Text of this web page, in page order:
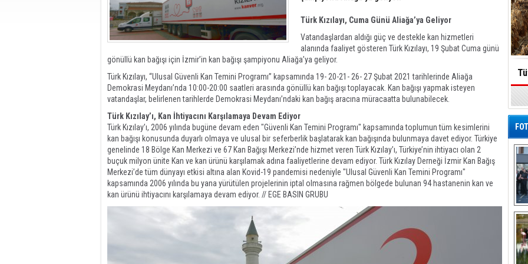
Türk Kızılayı, Cuma Günü Aliağa’ya Geliyor
Vatandaşlardan aldığı güç ve destekle kan hizmetleri
alanında faaliyet gösteren Türk Kızılayı, 19 Şubat Cuma günü
gönüllü kan bağışı için İzmir’in kan bağışı şampiyonu Aliağa’ya geliyor.
Türk Kızılayı, “Ulusal Güvenli Kan Temini Programı” kapsamında 19- 20-21- 26- 27 Şubat 2021 tarihlerinde Aliağa
Demokrasi Meydanı’nda 10:00-20:00 saatleri arasında gönüllü kan bağışı toplayacak. Kan bağışı yapmak isteyen
vatandaşlar, belirlenen tarihlerde Demokrasi Meydanı’ndaki kan bağış aracına müracaatta bulunabilecek.
Türk Kızılay’ı, Kan İhtiyacını Karşılamaya Devam Ediyor
Türk Kızılay’ı, 2006 yılında bugüne devam eden "Güvenli Kan Temini Programı" kapsamında toplumun tüm kesimlerini
kan bağışı konusunda duyarlı olmaya ve ulusal bir seferberlik başlatarak kan bağışında bulunmaya davet ediyor. Türkiye
genelinde 18 Bölge Kan Merkezi ve 67 Kan Bağışı Merkezi’nde hizmet veren Türk Kızılay’ı, Türkiye’nin ihtiyacı olan 2
buçuk milyon ünite Kan ve kan ürünü karşılamak adına faaliyetlerine devam ediyor. Türk Kızılay Derneği İzmir Kan Bağış
Merkezi’de tüm dünyayı etkisi altına alan Kovid-19 pandemisi nedeniyle "Ulusal Güvenli Kan Temini Programı"
kapsamında 2006 yılında bu yana yürütülen projelerinin iptal olmasına rağmen bölgede bulunan 94 hastanenin kan ve
kan ürünü ihtiyacını karşılamaya devam ediyor. // EGE BASIN GRUBU